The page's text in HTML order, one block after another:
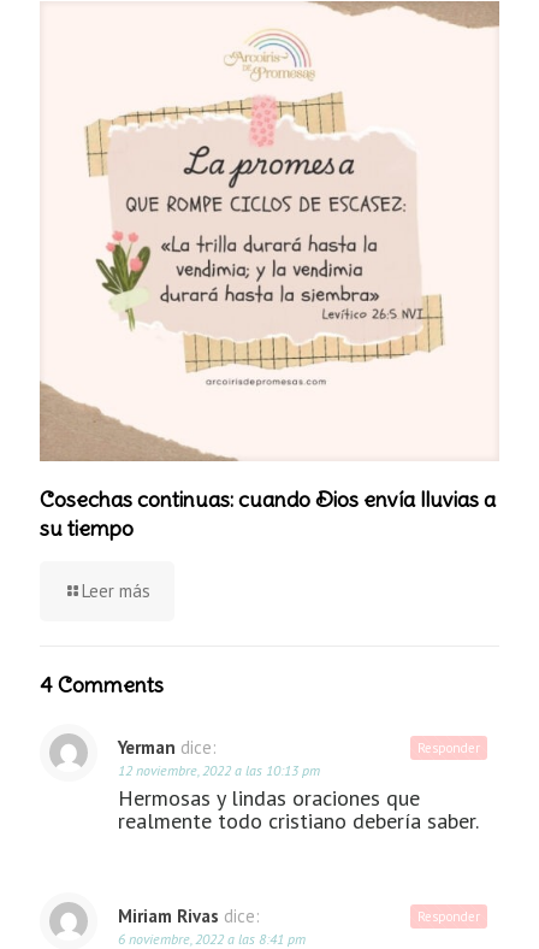
Cosechas continuas: cuando Dios envía lluvias a
su tiempo
Leer más
4 Comments
Yerman dice:
12 noviembre, 2022 a las 10:13 pm
Hermosas y lindas oraciones que
realmente todo cristiano debería saber.
Responder
Miriam Rivas dice:
6 noviembre, 2022 a las 8:41 pm
Responder